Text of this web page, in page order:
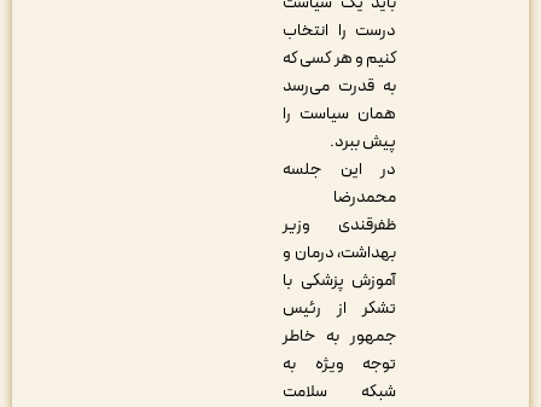
درست را انتخاب
کنیم و هر کسی که
به قدرت می‌رسد
همان سیاست را
پیش ببرد.
در این جلسه
محمدرضا
ظفرقندی وزیر
بهداشت، درمان و
آموزش پزشکی با
تشکر از رئیس
جمهور به خاطر
توجه ویژه به
شبکه سلامت